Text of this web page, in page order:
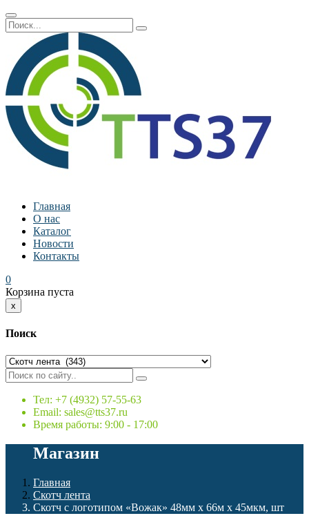
Главная
О нас
Каталог
Новости
Контакты
0
Корзина пуста
x
Поиск
Тел: +7 (4932) 57-55-63
Email: sales@tts37.ru
Время работы: 9:00 - 17:00
Магазин
Главная
Скотч лента
Скотч с логотипом «Вожак» 48мм х 66м х 45мкм, шт